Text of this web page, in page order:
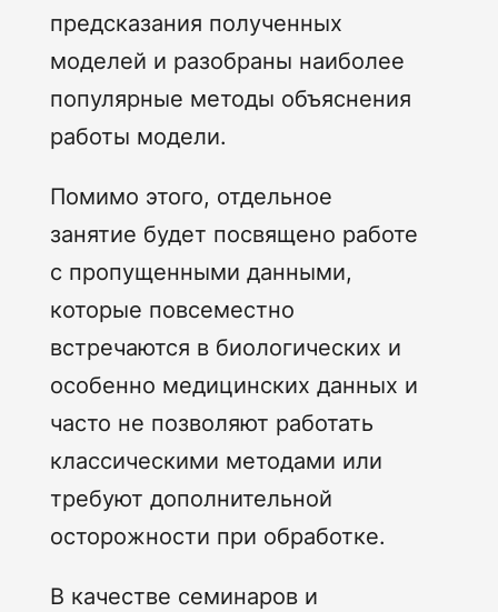
предсказания полученных
моделей и разобраны наиболее
популярные методы объяснения
работы модели.
Помимо этого, отдельное
занятие будет посвящено работе
с пропущенными данными,
которые повсеместно
встречаются в биологических и
особенно медицинских данных и
часто не позволяют работать
классическими методами или
требуют дополнительной
осторожности при обработке.
В качестве семинаров и